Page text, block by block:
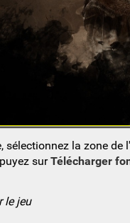
sélectionnez la zone
surTélécharger
le jeu